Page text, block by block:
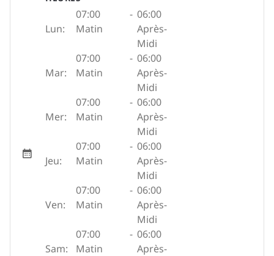
Lun:
07:00
Matin
- 06:00
Après-
Midi
Mar:
07:00
Matin
- 06:00
Après-
Midi
Mer:
07:00
Matin
- 06:00
Après-
Midi
Jeu:
07:00
Matin
- 06:00
Après-
Midi
Ven:
07:00
Matin
- 06:00
Après-
Midi
Sam:
07:00
Matin
- 06:00
Après-